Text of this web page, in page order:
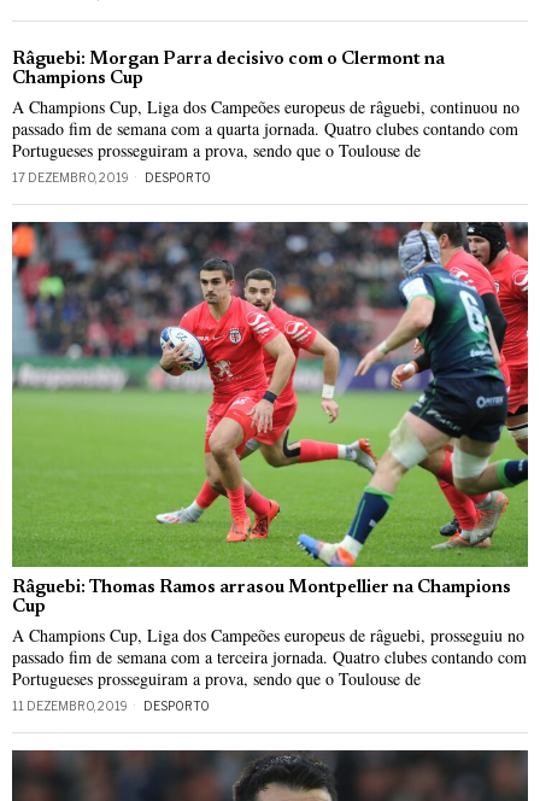
Râguebi: Morgan Parra decisivo com o Clermont na
Champions Cup
A Champions Cup, Liga dos Campeões europeus de râguebi, continuou no
passado fim de semana com a quarta jornada. Quatro clubes contando com
Portugueses prosseguiram a prova, sendo que o Toulouse de
17 DEZEMBRO, 2019 DESPORTO
Râguebi: Thomas Ramos arrasou Montpellier na Champions
Cup
A Champions Cup, Liga dos Campeões europeus de râguebi, prosseguiu no
passado fim de semana com a terceira jornada. Quatro clubes contando com
Portugueses prosseguiram a prova, sendo que o Toulouse de
11 DEZEMBRO, 2019 DESPORTO